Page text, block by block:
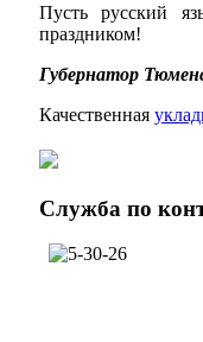
Пусть русский
праздником!
Губернатор
Качественная
Служба по